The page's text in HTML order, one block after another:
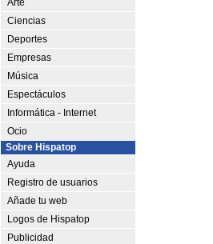
Arte
Ciencias
Deportes
Empresas
Música
Espectáculos
Informática - Internet
Ocio
Sobre Hispatop
Ayuda
Registro de usuarios
Añade tu web
Logos de Hispatop
Publicidad